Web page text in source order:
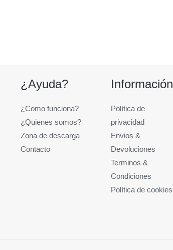
¿Ayuda?
¿Como funciona?
¿Quienes somos?
Zona de descarga
Contacto
Información
Política de
privacidad
Envios &
Devoluciones
Terminos &
Condiciones
Política de cookies